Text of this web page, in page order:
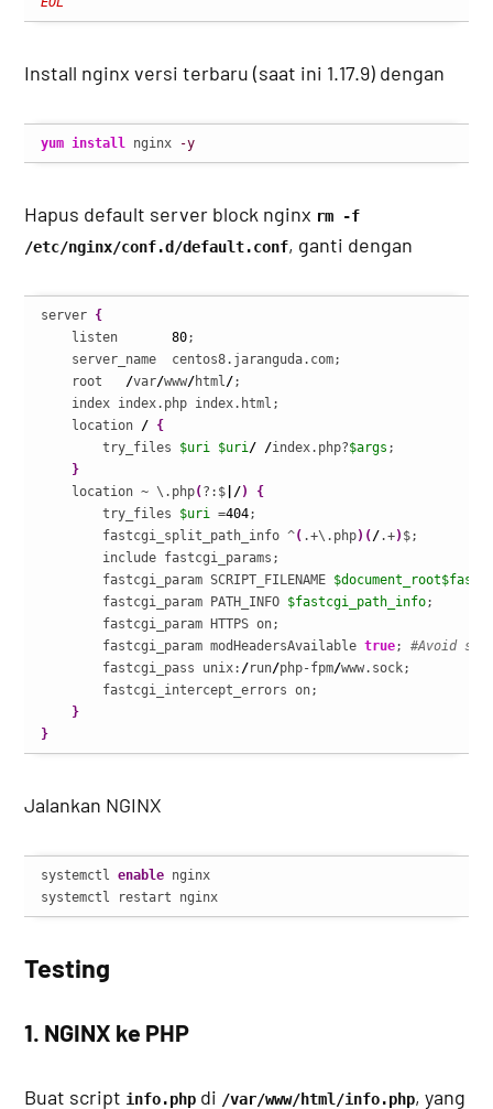
Install nginx versi terbaru (saat ini 1.17.9) dengan
yum install nginx -y
Hapus default server block nginx rm -f
/etc/nginx/conf.d/default.conf, ganti dengan
server {
    listen
80;
    server_name  centos8.jaranguda.com;
    root
/var/www/html/;
    index index.php index.html;
    location
/ {
        try_files
$uri $uri/ /index.php?$args ;
}
    location ~ \.php
( ?:$ |/)
{
        try_files
$uri =404;
        fastcgi_split_path_info ^
( .+\.php) ( /.+) $;
        include fastcgi_params;
        fastcgi_param SCRIPT_FILENAME
$document_root
        fastcgi_param PATH_INFO
$fastcgi_path_info;
        fastcgi_param HTTPS on;
        fastcgi_param modHeadersAvailable
true; #Avoid
        fastcgi_pass unix:
/run/php-fpm/www.sock;
        fastcgi_intercept_errors on;
}
}
Jalankan NGINX
systemctl enable nginx
systemctl restart nginx
Testing
1. NGINX ke PHP
Buat script info.php di /var/www/html/info.php, yang